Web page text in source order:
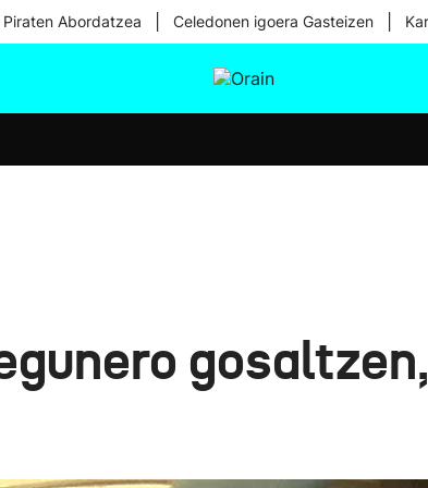
Abordatzea Celedonen igoera Gasteizen